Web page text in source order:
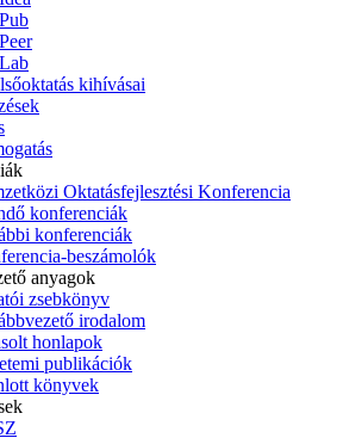
kihívásai
Oktatásfejlesztési Konferencia
konferenciák
konferenciák
beszámolók
anyagok
zsebkönyv
irodalom
honlapok
publikációk
könyvek